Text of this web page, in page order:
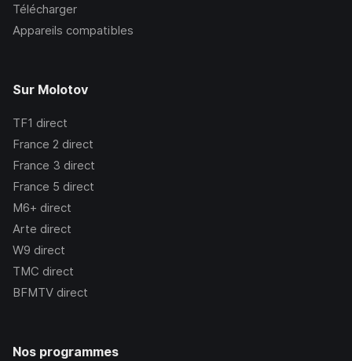
Télécharger
Appareils compatibles
Sur Molotov
TF1 direct
France 2 direct
France 3 direct
France 5 direct
M6+ direct
Arte direct
W9 direct
TMC direct
BFMTV direct
Nos programmes